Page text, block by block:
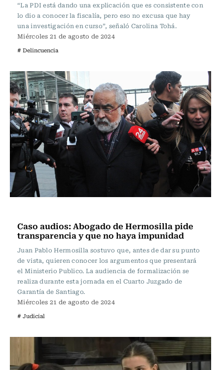
“La PDI está dando una explicación que es consistente con
lo dio a conocer la fiscalía, pero eso no excusa que hay
una investigación en curso”, señaló Carolina Tohá.
Miércoles 21 de agosto de 2024
# Delincuencia
Caso audios: Abogado de Hermosilla pide
transparencia y que no haya impunidad
Juan Pablo Hermosilla sostuvo que, antes de dar su punto
de vista, quieren conocer los argumentos que presentará
el Ministerio Publico. La audiencia de formalización se
realiza durante esta jornada en el Cuarto Juzgado de
Garantía de Santiago.
Miércoles 21 de agosto de 2024
# Judicial